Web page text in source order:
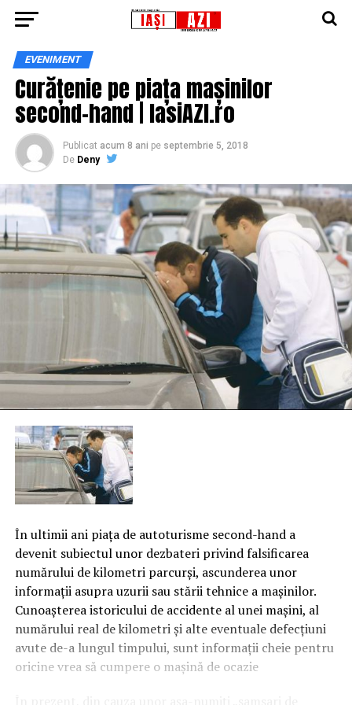
EVENIMENT
Curățenie pe piața mașinilor
second-hand | IasiAZI.ro
Publicat acum 8 ani pe septembrie 5, 2018
De Deny
În ultimii ani piaţa de autoturisme second-hand a
devenit subiectul unor dezbateri privind falsificarea
numărului de kilometri parcurşi, ascunderea unor
informaţii asupra uzurii sau stării tehnice a maşinilor.
Cunoaşterea istoricului de accidente al unei maşini, al
numărului real de kilometri şi alte eventuale defecţiuni
avute de-a lungul timpului, sunt informaţii cheie pentru
oricine vrea să cumpere o maşină de ocazie